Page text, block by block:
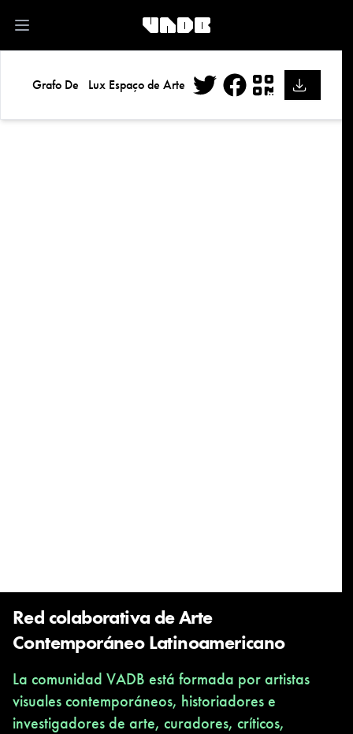
Open main menu
Grafo De Lux Espaço de Arte
Facebook
Red colaborativa de Arte
Contemporáneo Latinoamericano
La comunidad VADB está formada por artistas
visuales contemporáneos, historiadores e
investigadores de arte, curadores, críticos,